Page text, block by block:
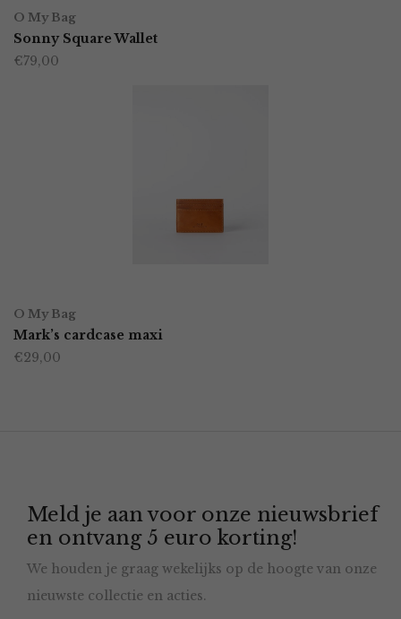
product
heeft
op
de
productpagina
O My Bag
Sonny Square Wallet
€79,00
O My Bag
Mark’s cardcase maxi
€29,00
Meld je aan voor onze nieuwsbrief
en ontvang 5 euro korting!
We houden je graag wekelijks op de hoogte van onze
nieuwste collectie en acties.